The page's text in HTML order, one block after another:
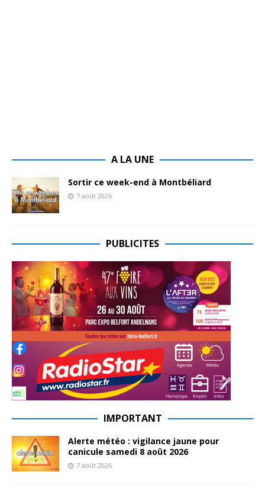
A LA UNE
Sortir ce week-end à Montbéliard
7 août 2026
PUBLICITES
IMPORTANT
Alerte météo : vigilance jaune pour
canicule samedi 8 août 2026
7 août 2026